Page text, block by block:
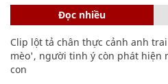
Đọc nhiều
Clip lột tả chân thực cảnh anh
mèo', người tinh ý còn phát hiện
con